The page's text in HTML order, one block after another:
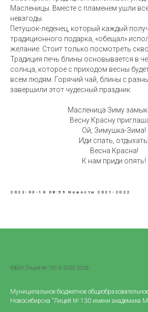
Масленицы. Вместе с пламенем ушли
невзгоды.
Петушок-леденец, который каждый
традиционного подарка, «обещал»
желание. Стоит только посмотреть
Традиция печь блины основывается в
солнца, которое с приходом весны
всем людям. Горячий чай, блины с
завершили этот чудесный праздник.
Масленица Зиму
Весну Красну
Ой, Зимушка-Зима!
Иди спать, отдыхать!
Весна Красна!
К нам приди опять!
2022-03-10 08:59 Новости 2021-2022
МБОУ Лицей № 130 © 2020-2026
Муниципальное бюджетное
Новосибирска "Лицей № 130 имени академика